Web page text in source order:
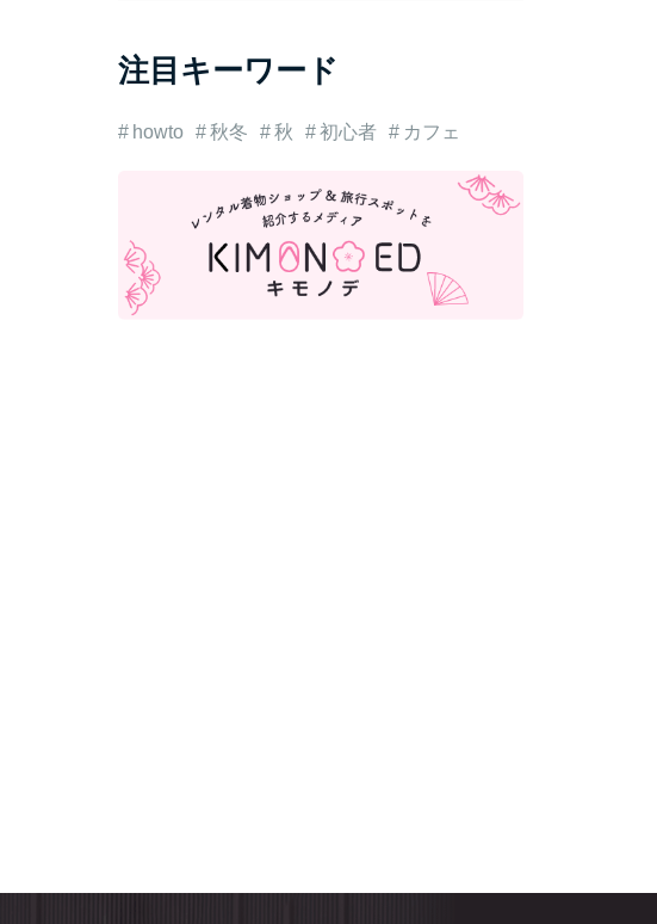
注目キーワード
howto 秋冬 秋 初心者 カフェ